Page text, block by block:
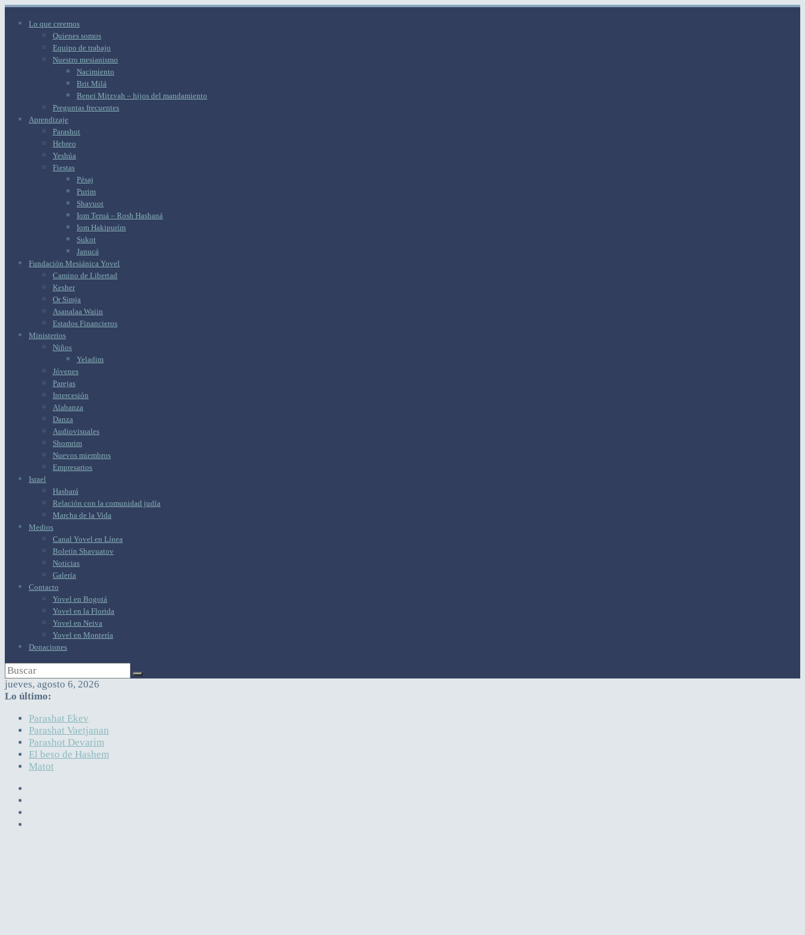
Lo que creemos
Quienes somos
Equipo de trabajo
Nuestro mesianismo
Nacimiento
Brit Milá
Benei Mitzvah – hijos del mandamiento
Preguntas frecuentes
Aprendizaje
Parashot
Hebreo
Yeshúa
Fiestas
Pésaj
Purim
Shavuot
Iom Teruá – Rosh Hashaná
Iom Hakipurím
Sukot
Janucá
Fundación Mesiánica Yovel
Camino de Libertad
Kesher
Or Simja
Asanalaa Waiin
Estados Financieros
Ministerios
Niños
Yeladim
Jóvenes
Parejas
Intercesión
Alabanza
Danza
Audiovisuales
Shomrim
Nuevos miembros
Empresarios
Israel
Hasbará
Relación con la comunidad judía
Marcha de la Vida
Medios
Canal Yovel en Línea
Boletín Shavuatov
Noticias
Galería
Contacto
Yovel en Bogotá
Yovel en la Florida
Yovel en Neiva
Yovel en Montería
Donaciones
jueves, agosto 6, 2026
Lo último:
Parashat Ekev
Parashat Vaetjanan
Parashot Devarim
El beso de Hashem
Matot